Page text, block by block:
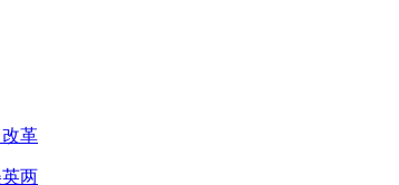
革
两